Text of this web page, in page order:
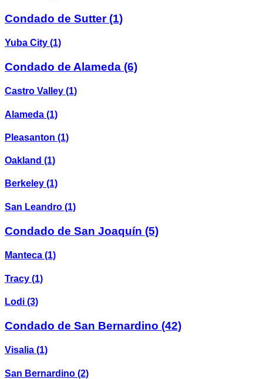
Condado de Sutter(1)
Yuba City (1)
Condado de Alameda (6)
Castro Valley (1)
Alameda (1)
Pleasanton (1)
Oakland (1)
Berkeley (1)
San Leandro (1)
Condado de San Joaquín (5)
Manteca (1)
Tracy (1)
Lodi (3)
Condado de San Bernardino (42)
Visalia (1)
San Bernardino (2)